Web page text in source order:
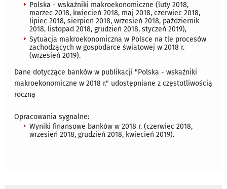
Polska - wskaźniki makroekonomiczne (luty 2018,
marzec 2018, kwiecień 2018, maj 2018, czerwiec 2018,
lipiec 2018, sierpień 2018, wrzesień 2018, październik
2018, listopad 2018, grudzień 2018, styczeń 2019),
Sytuacja makroekonomiczna w Polsce na tle procesów
zachodzących w gospodarce światowej w 2018 r.
(wrzesień 2019).
Dane dotyczące banków w publikacji "Polska - wskaźniki
makroekonomiczne w 2018 r." udostępniane z częstotliwością
roczną
Opracowania sygnalne:
Wyniki finansowe banków w 2018 r. (czerwiec 2018,
wrzesień 2018, grudzień 2018, kwiecień 2019).